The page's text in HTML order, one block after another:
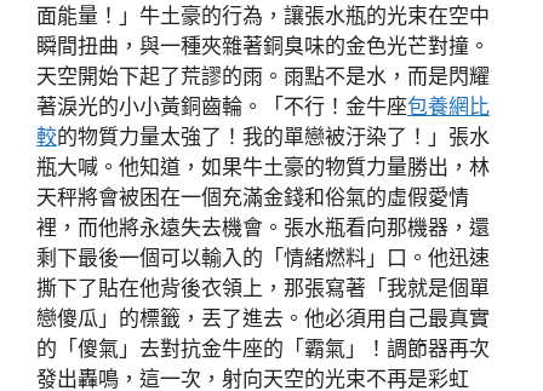
面能量！」牛土豪的行為，讓張水瓶的光束在空中
瞬間扭曲，與一種夾雜著銅臭味的金色光芒對撞。
天空開始下起了荒謬的雨。雨點不是水，而是閃耀
著淚光的小小黃銅齒輪。「不行！金牛座包養網比
較的物質力量太強了！我的單戀被汙染了！」張水
瓶大喊。他知道，如果牛土豪的物質力量勝出，林
天秤將會被困在一個充滿金錢和俗氣的虛假愛情
裡，而他將永遠失去機會。張水瓶看向那機器，還
剩下最後一個可以輸入的「情緒燃料」口。他迅速
撕下了貼在他背後衣領上，那張寫著「我就是個單
戀傻瓜」的標籤，丟了進去。他必須用自己最真實
的「傻氣」去對抗金牛座的「霸氣」！調節器再次
發出轟鳴，這一次，射向天空的光束不再是彩虹